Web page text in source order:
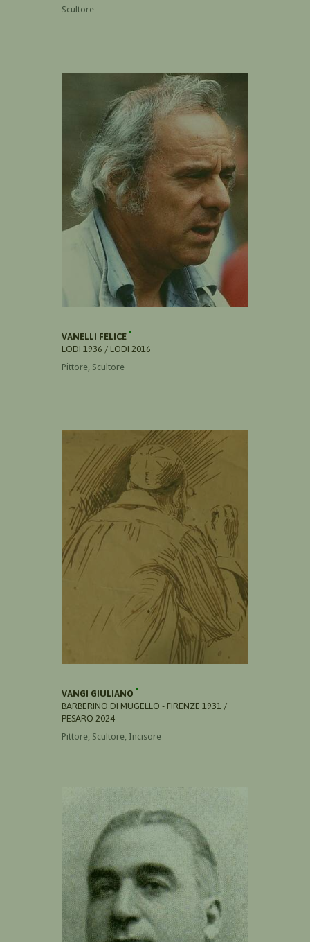
Scultore
VANELLI FELICE
LODI 1936 / LODI 2016
Pittore, Scultore
VANGI GIULIANO
BARBERINO DI MUGELLO - FIRENZE 1931 /
PESARO 2024
Pittore, Scultore, Incisore